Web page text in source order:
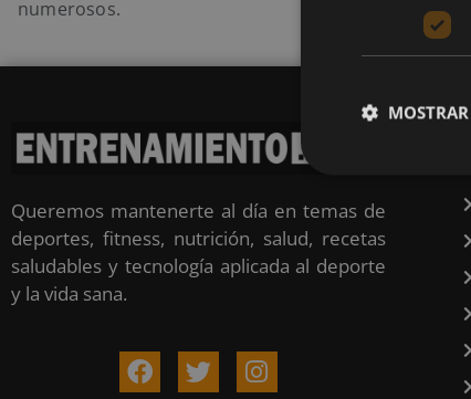
numerosos.
Queremos mantenerte al día en temas de
deportes, fitness, nutrición, salud, recetas
saludables y tecnología aplicada al deporte
y la vida sana.